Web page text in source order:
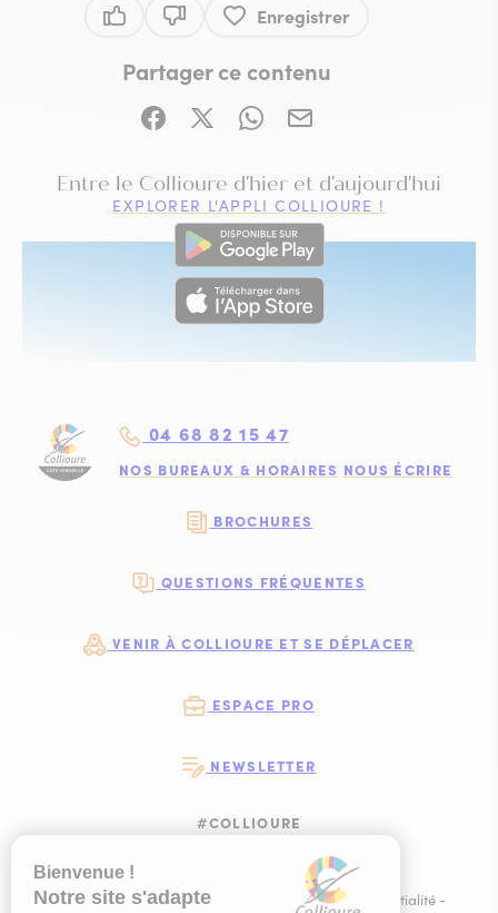
Enregistrer
Partager ce contenu
Partager sur Facebook (nouvelle fenêtre)
Partager sur X / Twitter (nouvelle
Partager sur WhatsApp
Partager par mail
Entre le Collioure d'hier et d'aujourd'hui
EXPLORER L'APPLI COLLIOURE !
04 68 82 15 47
NOS BUREAUX & HORAIRES NOUS ÉCRIRE
BROCHURES
QUESTIONS FRÉQUENTES
VENIR À COLLIOURE ET SE DÉPLACER
ESPACE PRO
NEWSLETTER
#COLLIOURE
SUIVEZ-NOUS
SUIVEZ-NOUS
SUIVEZ-
SUIVEZ-
Plan du site -Mentions légales Politique de confidentialité -